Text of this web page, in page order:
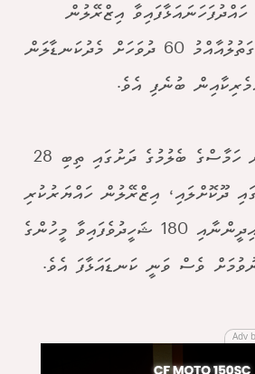
(މޭ 30) - ހައްދުފަހަނައަޅާފައިވާ އިޒްރޭލުން
ޣައްޒާގައި ހިންގަމުންދާ ގަތުލުއާއްމު 60 ދުވަހަށް މެދުކަނޑާލަން
ބުނެފި އެވެ.
މި އެއްބަސްވުމުގެ ދަށުން ހަމާސްގެ ބެލުމުގެ ދަށުގައި ތިބި 28
ދޫކޮށްލައި، އިޒްރޭލުން ހައްޔަރުކުރި
ފަލަސްތީނުގެ 1,236 ގައިދީންނާއި 180 ޝަހީދުވެފައިވާ މީހުންގެ
ވެސް ވަނީ ކަނޑައަޅާފަ އެވެ.
Adv